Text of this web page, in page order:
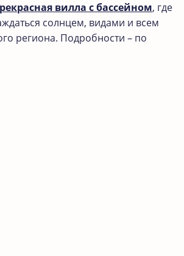
вилла с бассейном, где
солнцем, видами и всем
региона. Подробности – по